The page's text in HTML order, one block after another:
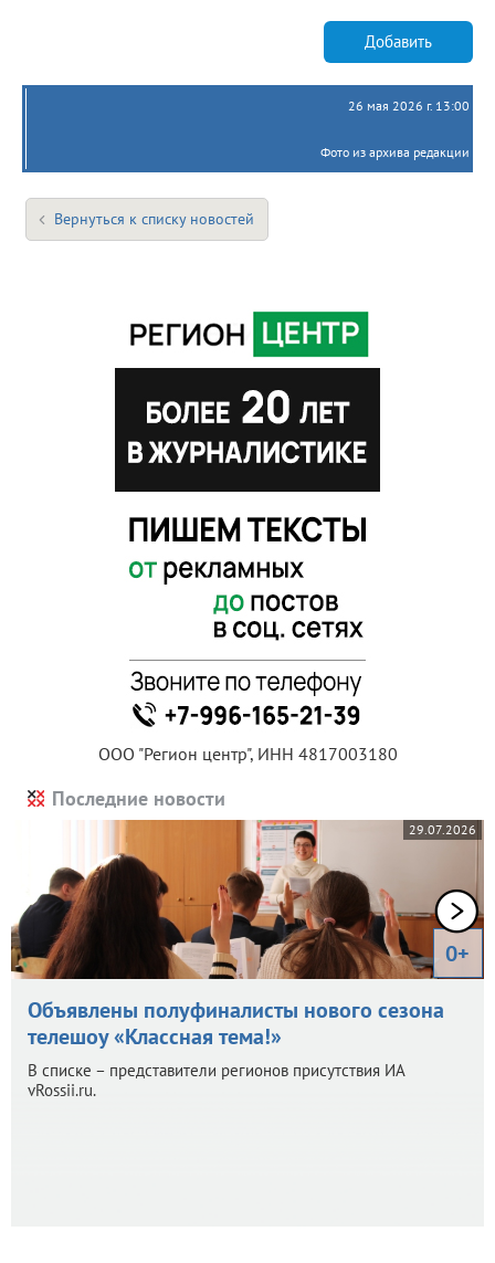
Добавить
26 мая 2026 г. 13:00
Фото из архива редакции
Вернуться к списку новостей
ООО "Регион центр", ИНН 4817003180
Последние новости
29.07.2026
0+
Объявлены полуфиналисты нового сезона
телешоу «Классная тема!»
В списке – представители регионов присутствия ИА
vRossii.ru.